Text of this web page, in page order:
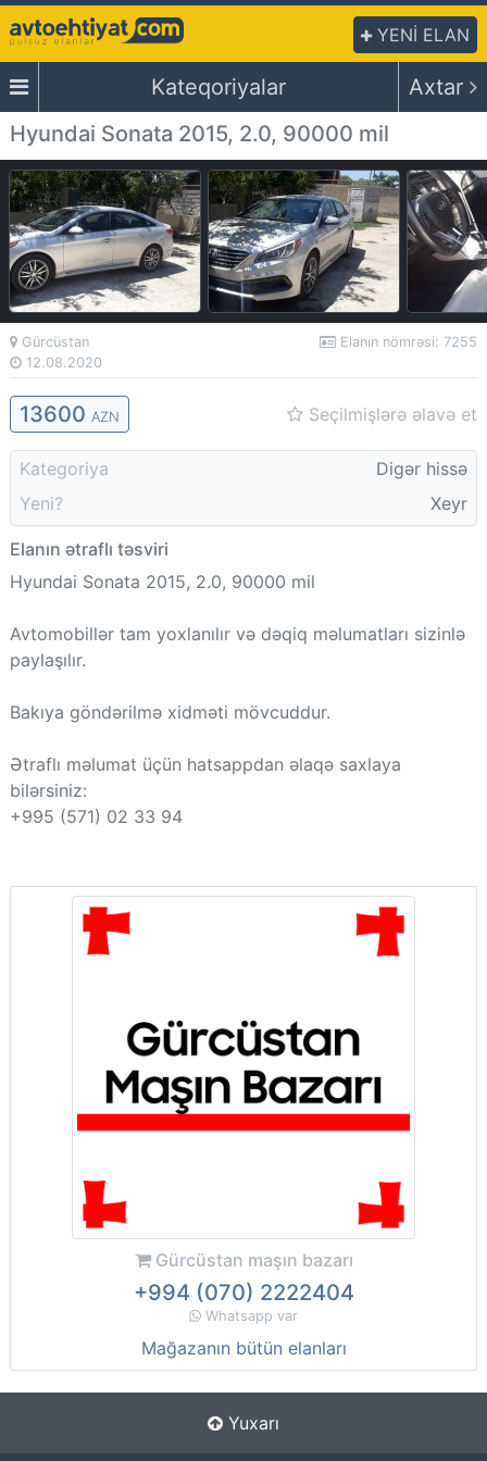
YENİ ELAN
Kateqoriyalar
Axtar
Hyundai Sonata 2015, 2.0, 90000 mil
Gürcüstan
12.08.2020
Elanın nömrəsi: 7255
13600 AZN Seçilmişlərə əlavə et
Kategoriya
Digər hissə
Yeni?
Xeyr
Elanın ətraflı təsviri
Hyundai Sonata 2015, 2.0, 90000 mil
Avtomobillər tam yoxlanılır və dəqiq məlumatları sizinlə
paylaşılır.
Bakıya göndərilmə xidməti mövcuddur.
Ətraflı məlumat üçün hatsappdan əlaqə saxlaya
bilərsiniz:
+995 (571) 02 33 94
Gürcüstan maşın bazarı
+994 (070) 2222404
Whatsapp var
Mağazanın bütün elanları
Yuxarı